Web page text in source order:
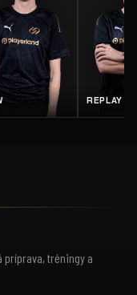
SALTY
príprava, tréningy a